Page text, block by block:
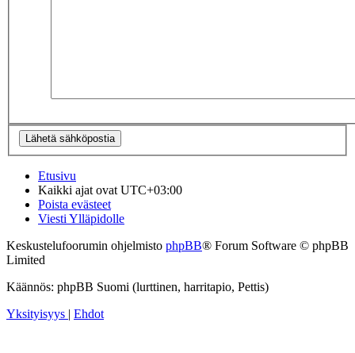
Etusivu
Kaikki ajat ovatUTC+03:00
Poista evästeet
Viesti Ylläpidolle
Keskustelufoorumin ohjelmisto phpBB® Forum Software © phpBB
Limited
Käännös: phpBB Suomi (lurttinen, harritapio, Pettis)
Yksityisyys
Ehdot